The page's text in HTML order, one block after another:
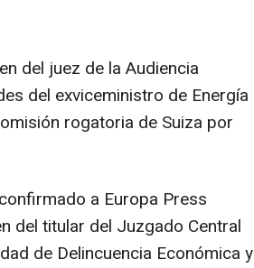
del juez de la Audiencia
del exviceministro de Energía
rogatoria de Suiza por
a Europa Press
del titular del Juzgado Central
de Delincuencia Económica y